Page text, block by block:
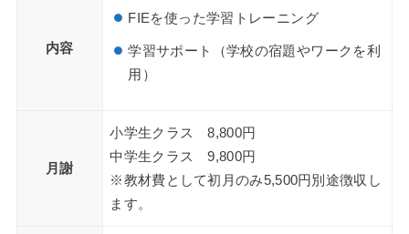
内容
FIEを使った学習トレーニング
学習サポート（学校の宿題やワークを利
用）
月謝
小学生クラス 8,800円
中学生クラス 9,800円
※教材費として初月のみ5,500円別途徴収し
ます。